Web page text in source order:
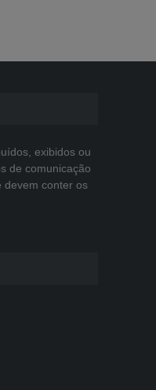
exibidos ou
de comunicação
devem conter os